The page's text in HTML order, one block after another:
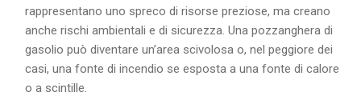
rappresentano uno spreco di risorse preziose, ma creano
anche rischi ambientali e di sicurezza. Una pozzanghera di
gasolio può diventare un’area scivolosa o, nel peggiore dei
casi, una fonte di incendio se esposta a una fonte di calore
o a scintille.